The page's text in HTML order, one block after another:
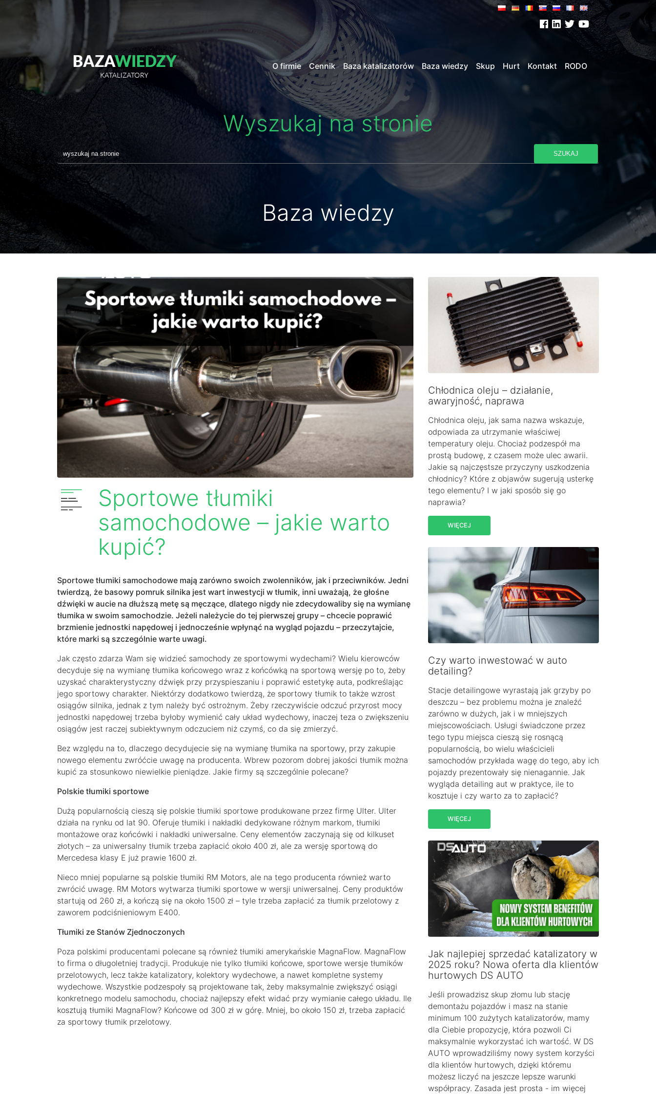
O firmie Cennik Baza katalizatorów Baza wiedzy Skup Hurt Kontakt RODO
Wyszukaj na stronie
SZUKAJ
Baza wiedzy
Sportowe tłumiki
samochodowe – jakie warto
kupić?
Sportowe tłumiki samochodowe mają zarówno swoich zwolenników, jak i przeciwników. Jedni
twierdzą, że basowy pomruk silnika jest wart inwestycji w tłumik, inni uważają, że głośne
dźwięki w aucie na dłuższą metę są męczące, dlatego nigdy nie zdecydowaliby się na wymianę
tłumika w swoim samochodzie. Jeżeli należycie do tej pierwszej grupy – chcecie poprawić
brzmienie jednostki napędowej i jednocześnie wpłynąć na wygląd pojazdu – przeczytajcie,
które marki są szczególnie warte uwagi.
Jak często zdarza Wam się widzieć samochody ze sportowymi wydechami? Wielu kierowców
decyduje się na wymianę tłumika końcowego wraz z końcówką na sportową wersję po to, żeby
uzyskać charakterystyczny dźwięk przy przyspieszaniu i poprawić estetykę auta, podkreślając
jego sportowy charakter. Niektórzy dodatkowo twierdzą, że sportowy tłumik to także wzrost
osiągów silnika, jednak z tym należy być ostrożnym. Żeby rzeczywiście odczuć przyrost mocy
jednostki napędowej trzeba byłoby wymienić cały układ wydechowy, inaczej teza o zwiększeniu
osiągów jest raczej subiektywnym odczuciem niż czymś, co da się zmierzyć.
Bez względu na to, dlaczego decydujecie się na wymianę tłumika na sportowy, przy zakupie
nowego elementu zwróćcie uwagę na producenta. Wbrew pozorom dobrej jakości tłumik można
kupić za stosunkowo niewielkie pieniądze. Jakie firmy są szczególnie polecane?
Polskie tłumiki sportowe
Dużą popularnością cieszą się polskie tłumiki sportowe produkowane przez firmę Ulter. Ulter
działa na rynku od lat 90. Oferuje tłumiki i nakładki dedykowane różnym markom, tłumiki
montażowe oraz końcówki i nakładki uniwersalne. Ceny elementów zaczynają się od kilkuset
złotych – za uniwersalny tłumik trzeba zapłacić około 400 zł, ale za wersję sportową do
Mercedesa klasy E już prawie 1600 zł.
Nieco mniej popularne są polskie tłumiki RM Motors, ale na tego producenta również warto
zwrócić uwagę. RM Motors wytwarza tłumiki sportowe w wersji uniwersalnej. Ceny produktów
startują od 260 zł, a kończą się na około 1500 zł – tyle trzeba zapłacić za tłumik przelotowy z
zaworem podciśnieniowym E400.
Tłumiki ze Stanów Zjednoczonych
Poza polskimi producentami polecane są również tłumiki amerykańskie MagnaFlow. MagnaFlow
to firma o długoletniej tradycji. Produkuje nie tylko tłumiki końcowe, sportowe wersje tłumików
przelotowych, lecz także katalizatory, kolektory wydechowe, a nawet kompletne systemy
wydechowe. Wszystkie podzespoły są projektowane tak, żeby maksymalnie zwiększyć osiągi
konkretnego modelu samochodu, chociaż najlepszy efekt widać przy wymianie całego układu. Ile
kosztują tłumiki MagnaFlow? Końcowe od 300 zł w górę. Mniej, bo około 150 zł, trzeba zapłacić
za sportowy tłumik przelotowy.
Chłodnica oleju – działanie,
awaryjność, naprawa
Chłodnica oleju, jak sama nazwa wskazuje,
odpowiada za utrzymanie właściwej
temperatury oleju. Chociaż podzespół ma
prostą budowę, z czasem może ulec awarii.
Jakie są najczęstsze przyczyny uszkodzenia
chłodnicy? Które z objawów sugerują usterkę
tego elementu? I w jaki sposób się go
naprawia?
WIĘCEJ
Czy warto inwestować w auto
detailing?
Stacje detailingowe wyrastają jak grzyby po
deszczu – bez problemu można je znaleźć
zarówno w dużych, jak i w mniejszych
miejscowościach. Usługi świadczone przez
tego typu miejsca cieszą się rosnącą
popularnością, bo wielu właścicieli
samochodów przykłada wagę do tego, aby ich
pojazdy prezentowały się nienagannie. Jak
wygląda detailing aut w praktyce, ile to
kosztuje i czy warto za to zapłacić?
WIĘCEJ
Jak najlepiej sprzedać katalizatory w
2025 roku? Nowa oferta dla klientów
hurtowych DS AUTO
Jeśli prowadzisz skup złomu lub stację
demontażu pojazdów i masz na stanie
minimum 100 zużytych katalizatorów, mamy
dla Ciebie propozycję, która pozwoli Ci
maksymalnie wykorzystać ich wartość. W DS
AUTO wprowadziliśmy nowy system korzyści
dla klientów hurtowych, dzięki któremu
możesz liczyć na jeszcze lepsze warunki
współpracy. Zasada jest prosta - im więcej